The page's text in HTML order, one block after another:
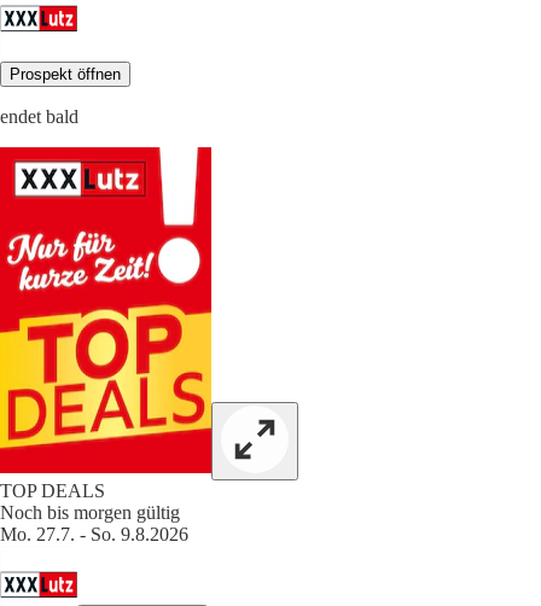
Prospekt öffnen
endet bald
TOP DEALS
Noch bis morgen gültig
Mo. 27.7. - So. 9.8.2026